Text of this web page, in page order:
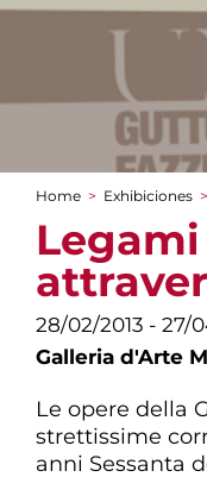
You are here
Home > Exhibiciones >
28/02/2013 - 27/
Galleria d'Arte
Le opere della
strettissime
anni Sessanta